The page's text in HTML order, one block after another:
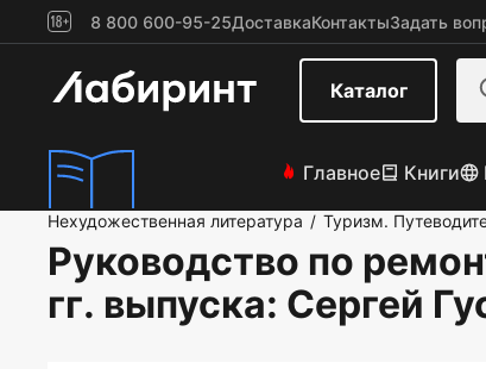
8 800 600-95-25ДоставкаКонтактыЗадать
Каталог
Главное Книги
Нехудожественная литература / Туризм.
Руководство по
гг. выпуска: Сергей